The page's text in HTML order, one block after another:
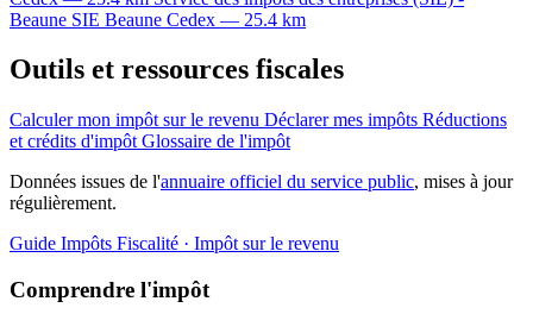
Beaune SIE Beaune Cedex — 25.4 km
Outils et ressources fiscales
Calculer mon impôt sur le revenu Déclarer mes impôts Réductions
et crédits d'impôt Glossaire de l'impôt
Données issues de l'annuaire officiel du service public, mises à jour
régulièrement.
Guide Impôts Fiscalité · Impôt sur le revenu
Comprendre l'impôt